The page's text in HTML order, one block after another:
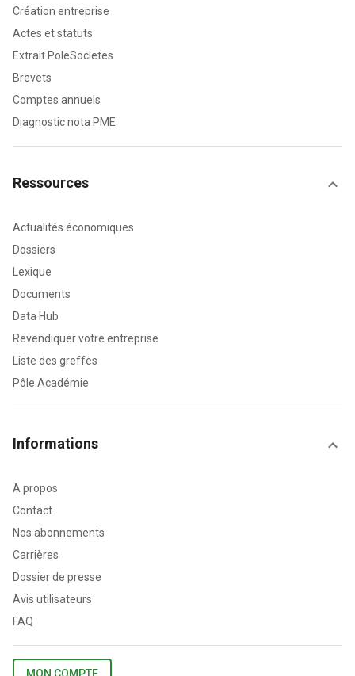
Création entreprise
Actes et statuts
Extrait PoleSocietes
Brevets
Comptes annuels
Diagnostic nota PME
Ressources
Actualités économiques
Dossiers
Lexique
Documents
Data Hub
Revendiquer votre entreprise
Liste des greffes
Pôle Académie
Informations
A propos
Contact
Nos abonnements
Carrières
Dossier de presse
Avis utilisateurs
FAQ